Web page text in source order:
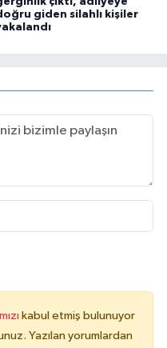
giden silahlı kişiler
kabul etmiş bulunuyor
Yazılan yorumlardan